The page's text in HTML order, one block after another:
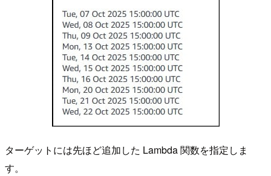
ターゲットには先ほど追加した Lambda 関数を指定しま
す。